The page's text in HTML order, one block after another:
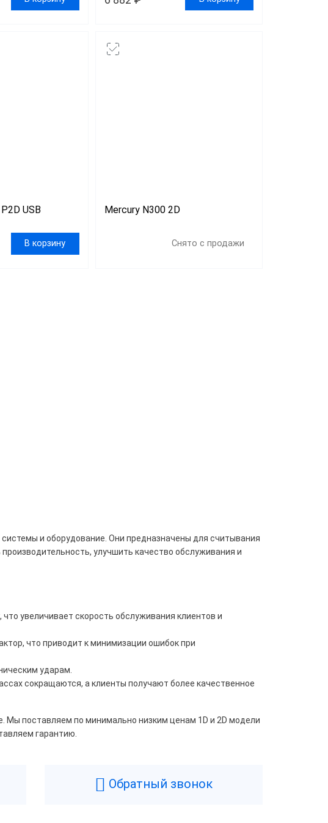
USB
В корзину
Mercury N300 2D
Снято с продажи
и оборудование. Они предназначены для считывания
улучшить качество обслуживания и
увеличивает скорость обслуживания клиентов и
что приводит к минимизации ошибок при
ударам.
сокращаются, а клиенты получают более качественное
Мы поставляем по минимально низким ценам 1D и 2D модели
гарантию.
Обратный звонок